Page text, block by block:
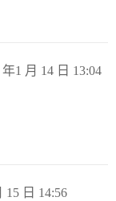
年1 月 14 日 13:04
15 日 14:56